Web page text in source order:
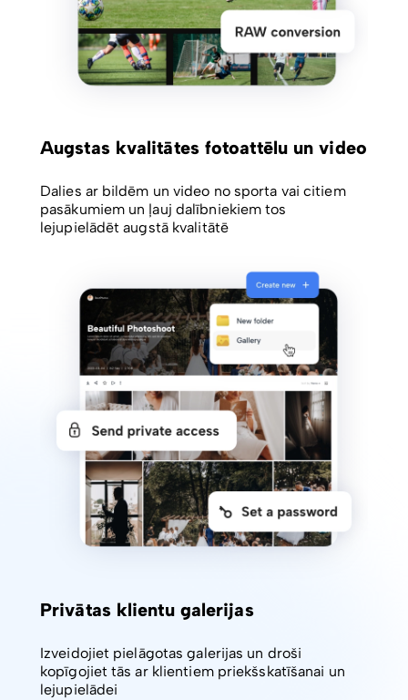
Augstas kvalitātes fotoattēlu un video
Dalies ar bildēm un video no sporta vai citiem
pasākumiem un ļauj dalībniekiem tos
lejupielādēt augstā kvalitātē
Privātas klientu galerijas
Izveidojiet pielāgotas galerijas un droši
kopīgojiet tās ar klientiem priekšskatīšanai un
lejupielādei